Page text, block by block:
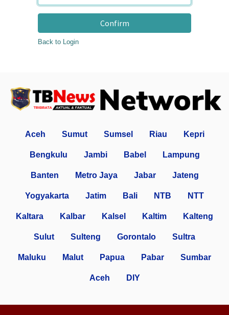
Confirm
Back to Login
Aceh Sumut Sumsel Riau Kepri
Bengkulu Jambi Babel Lampung
Banten Metro Jaya Jabar Jateng
Yogyakarta Jatim Bali NTB NTT
Kaltara Kalbar Kalsel Kaltim Kalteng
Sulut Sulteng Gorontalo Sultra
Maluku Malut Papua Pabar Sumbar
Aceh DIY